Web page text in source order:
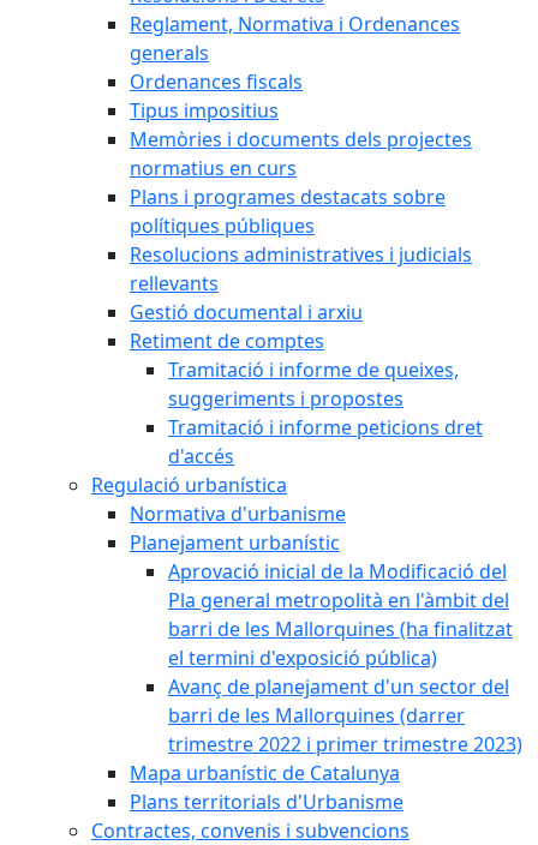
Reglament, Normativa i Ordenances
generals
Ordenances fiscals
Tipus impositius
Memòries i documents dels projectes
normatius en curs
Plans i programes destacats sobre
polítiques públiques
Resolucions administratives i judicials
rellevants
Gestió documental i arxiu
Retiment de comptes
Tramitació i informe de queixes,
suggeriments i propostes
Tramitació i informe peticions dret
d'accés
Regulació urbanística
Normativa d'urbanisme
Planejament urbanístic
Aprovació inicial de la Modificació del
Pla general metropolità en l'àmbit del
barri de les Mallorquines (ha finalitzat
el termini d'exposició pública)
Avanç de planejament d'un sector del
barri de les Mallorquines (darrer
trimestre 2022 i primer trimestre 2023)
Mapa urbanístic de Catalunya
Plans territorials d'Urbanisme
Contractes, convenis i subvencions